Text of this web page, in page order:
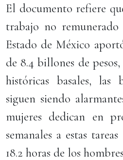
El documento refiere
trabajo no
Estado de México
de 8.4 billones de
históricas basales, las
siguen siendo
mujeres dedican en
semanales a estas
18.2 horas de los